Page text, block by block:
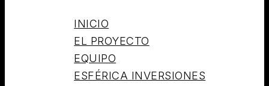
INICIO
EL PROYECTO
EQUIPO
ESFÉRICA INVERSIONES